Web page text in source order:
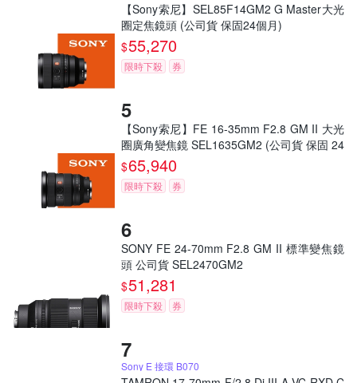
【Sony索尼】SEL85F14GM2 G Master大光
圈定焦鏡頭 (公司貨 保固24個月)
$55,270
限時下殺 券
【Sony索尼】FE 16-35mm F2.8 GM II 大光
圈廣角變焦鏡 SEL1635GM2 (公司貨 保固 24
個月)
$65,940
限時下殺 券
SONY FE 24-70mm F2.8 GM II 標準變焦鏡
頭 公司貨 SEL2470GM2
$51,281
限時下殺 券
Sony E 接環 B070